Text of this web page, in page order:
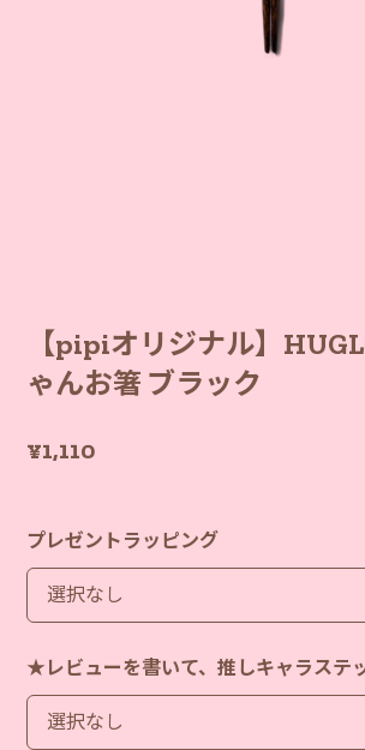
【pipiオリジナル】
ゃんお箸 ブラック
¥1,110
プレゼントラッピング
★レビューを書いて、推しキャラス